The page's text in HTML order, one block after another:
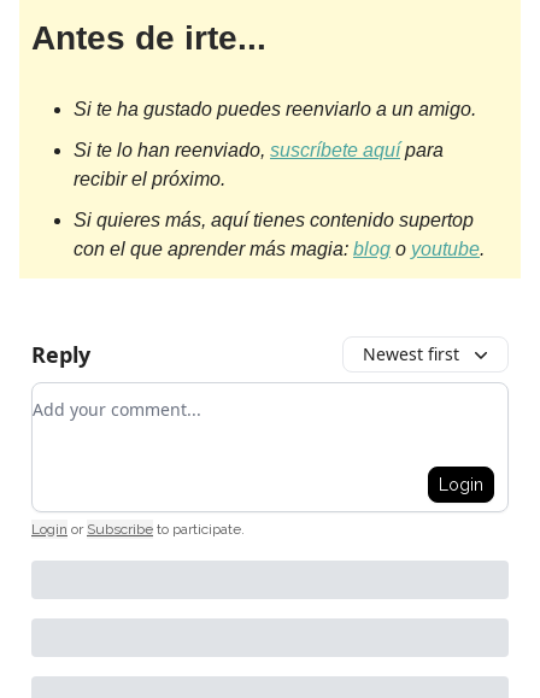
Antes de irte...
Si te ha gustado puedes reenviarlo a un amigo.
Si te lo han reenviado, suscríbete aquípara
recibir el próximo.
Si quieres más, aquí tienes contenido supertop
con el que aprender más magia: blog o youtube.
Reply Newest first
Add your comment
Login
Login or Subscribe to participate.